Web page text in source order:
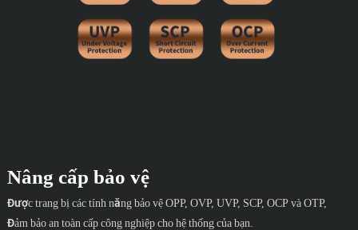
Nâng cấp bảo vệ
Được trang bị các tính năng bảo vệ OPP, OVP, UVP, SCP, OCP và OTP,
Đảm bảo an toàn cấp công nghiệp cho hệ thống của bạn.